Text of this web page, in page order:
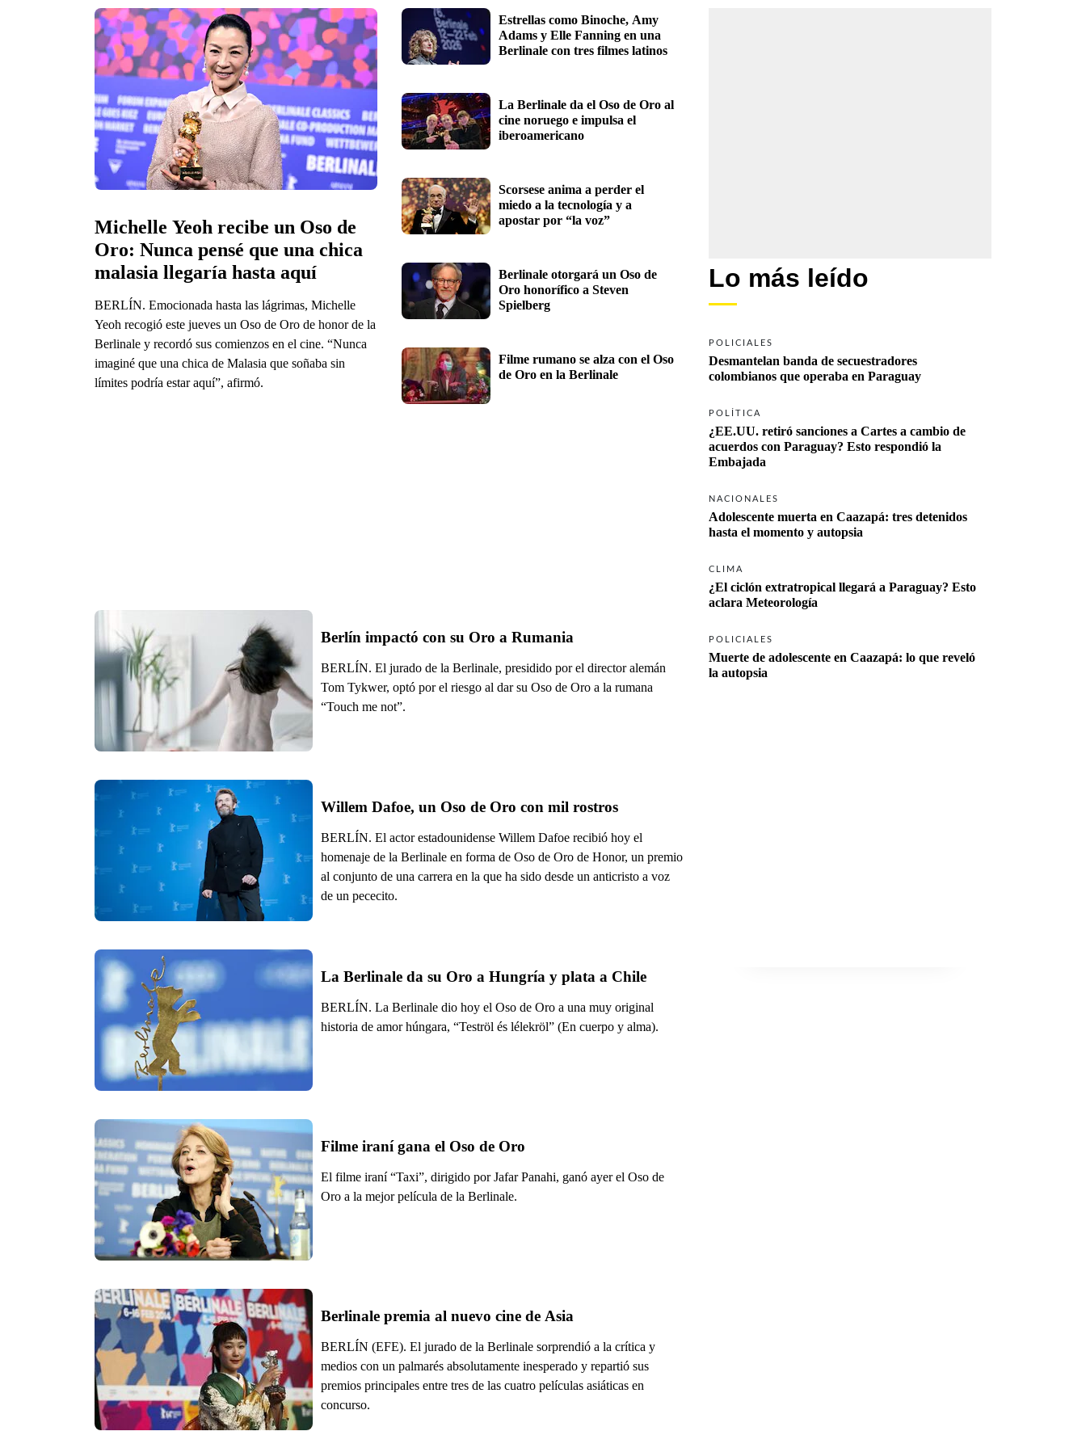
Michelle Yeoh recibe un Oso de
Oro: Nunca pensé que una chica
malasia llegaría hasta aquí
BERLÍN. Emocionada hasta las lágrimas, Michelle
Yeoh recogió este jueves un Oso de Oro de honor de la
Berlinale y recordó sus comienzos en el cine. “Nunca
imaginé que una chica de Malasia que soñaba sin
límites podría estar aquí”, afirmó.
Estrellas como Binoche, Amy
Adams y Elle Fanning en una
Berlinale con tres filmes latinos
La Berlinale da el Oso de Oro al
cine noruego e impulsa el
iberoamericano
Scorsese anima a perder el
miedo a la tecnología y a
apostar por “la voz”
Berlinale otorgará un Oso de
Oro honorífico a Steven
Spielberg
Filme rumano se alza con el Oso
de Oro en la Berlinale
Berlín impactó con su Oro a Rumania
BERLÍN. El jurado de la Berlinale, presidido por el director alemán
Tom Tykwer, optó por el riesgo al dar su Oso de Oro a la rumana
“Touch me not”.
Willem Dafoe, un Oso de Oro con mil rostros
BERLÍN. El actor estadounidense Willem Dafoe recibió hoy el
homenaje de la Berlinale en forma de Oso de Oro de Honor, un premio
al conjunto de una carrera en la que ha sido desde un anticristo a voz
de un pececito.
La Berlinale da su Oro a Hungría y plata a Chile
BERLÍN. La Berlinale dio hoy el Oso de Oro a una muy original
historia de amor húngara, “Teströl és lélekröl” (En cuerpo y alma).
Filme iraní gana el Oso de Oro
El filme iraní “Taxi”, dirigido por Jafar Panahi, ganó ayer el Oso de
Oro a la mejor película de la Berlinale.
Berlinale premia al nuevo cine de Asia
BERLÍN (EFE). El jurado de la Berlinale sorprendió a la crítica y
medios con un palmarés absolutamente inesperado y repartió sus
premios principales entre tres de las cuatro películas asiáticas en
concurso.
Lo más leído
POLICIALES
Desmantelan banda de secuestradores
colombianos que operaba en Paraguay
POLÍTICA
¿EE.UU. retiró sanciones a Cartes a cambio de
acuerdos con Paraguay? Esto respondió la
Embajada
NACIONALES
Adolescente muerta en Caazapá: tres detenidos
hasta el momento y autopsia
CLIMA
¿El ciclón extratropical llegará a Paraguay? Esto
aclara Meteorología
POLICIALES
Muerte de adolescente en Caazapá: lo que reveló
la autopsia